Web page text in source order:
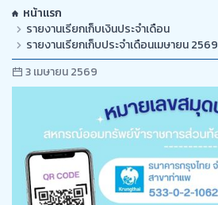
หน้าแรก
รายงานเรียกเก็บเงินประจำเดือน
รายงานเรียกเก็บประจำเดือนเมษายน 2569
3 เมษายน 2569